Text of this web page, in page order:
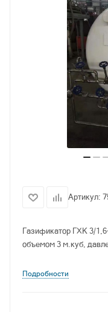
Артикул:
Газификатор ГХК 3/
объемом 3 м.куб,
Подробности